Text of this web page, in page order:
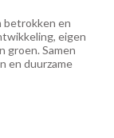
betrokken en
eigen
groen. Samen
en duurzame